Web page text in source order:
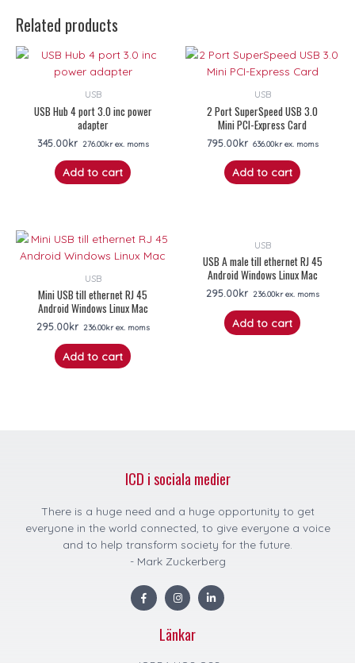
Related products
USB
USB Hub 4 port 3.0 inc power
adapter
345.00kr 276.00krex. moms
Add to cart
USB
2 Port SuperSpeed USB 3.0
Mini PCI-Express Card
795.00kr 636.00krex. moms
Add to cart
USB
Mini USB till ethernet RJ 45
Android Windows Linux Mac
295.00kr 236.00krex. moms
Add to cart
USB
USB A male till ethernet RJ 45
Android Windows Linux Mac
295.00kr 236.00krex. moms
Add to cart
ICD i sociala medier
There is a huge need and a huge opportunity to get
everyone in the world connected, to give everyone a voice
and to help transform society for the future.
- Mark Zuckerberg
F
a
c
I
n
s
a
g
L
i
n
Länkar